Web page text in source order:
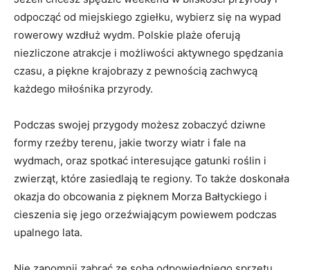
‍odpocząć od miejskiego zgiełku,​ wybierz się na wypad
rowerowy wzdłuż wydm.⁢ Polskie ⁣plaże oferują
‍niezliczone atrakcje i możliwości aktywnego⁤ spędzania
czasu, a piękne‍ krajobrazy z pewnością zachwycą⁢
każdego miłośnika‍ przyrody.
Podczas swojej przygody możesz zobaczyć dziwne‌
formy rzeźby terenu, jakie tworzy wiatr i fale na
wydmach,⁢ oraz spotkać‍ interesujące⁣ gatunki roślin i
zwierząt, które zasiedlają te regiony. To także doskonała
okazja do obcowania z pięknem Morza‍ Bałtyckiego i
cieszenia się jego orzeźwiającym powiewem podczas
upalnego lata.